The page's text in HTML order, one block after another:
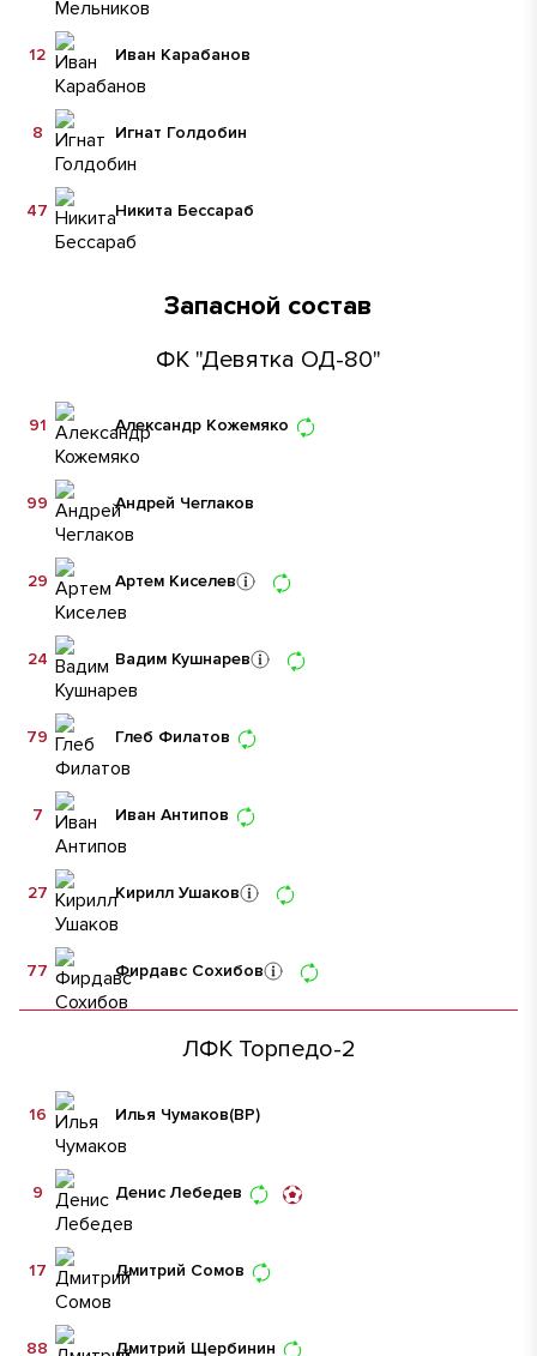
Иван Карабанов
12
Игнат Голдобин
8
Никита Бессараб
47
Запасной состав
ФК "Девятка ОД-80"
Александр Кожемяко
91
Андрей Чеглаков
99
Артем Киселев
29
Вадим Кушнарев
24
Глеб Филатов
79
Иван Антипов
7
Кирилл Ушаков
27
Фирдавс Сохибов
77
ЛФК Торпедо-2
Илья Чумаков(ВР)
16
Денис Лебедев
9
Дмитрий Сомов
17
Дмитрий Щербинин
88